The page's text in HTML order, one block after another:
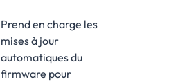
Prend en charge les
mises à jour
automatiques du
firmware pour